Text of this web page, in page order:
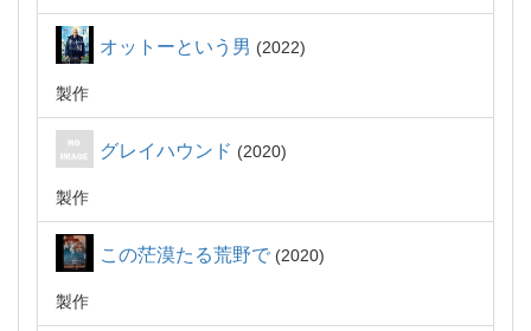
オットーという男 2022
製作
グレイハウンド 2020
製作
この茫漠たる荒野で 2020
製作